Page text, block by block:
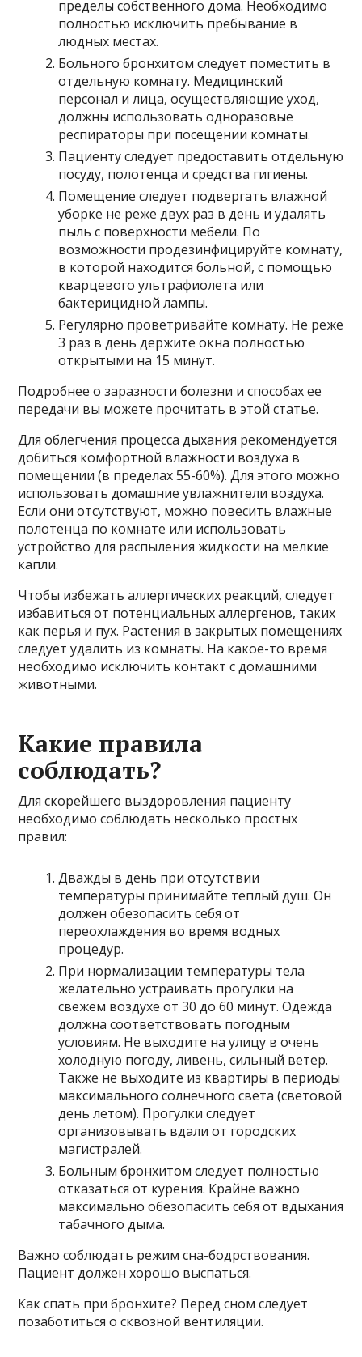
пределы собственного дома. Необходимо
полностью исключить пребывание в
людных местах.
Больного бронхитом следует поместить в
отдельную комнату. Медицинский
персонал и лица, осуществляющие уход,
должны использовать одноразовые
респираторы при посещении комнаты.
Пациенту следует предоставить отдельную
посуду, полотенца и средства гигиены.
Помещение следует подвергать влажной
уборке не реже двух раз в день и удалять
пыль с поверхности мебели. По
возможности продезинфицируйте комнату,
в которой находится больной, с помощью
кварцевого ультрафиолета или
бактерицидной лампы.
Регулярно проветривайте комнату. Не реже
3 раз в день держите окна полностью
открытыми на 15 минут.
Подробнее о заразности болезни и способах ее
передачи вы можете прочитать в этой статье.
Для облегчения процесса дыхания рекомендуется
добиться комфортной влажности воздуха в
помещении (в пределах 55-60%). Для этого можно
использовать домашние увлажнители воздуха.
Если они отсутствуют, можно повесить влажные
полотенца по комнате или использовать
устройство для распыления жидкости на мелкие
капли.
Чтобы избежать аллергических реакций, следует
избавиться от потенциальных аллергенов, таких
как перья и пух. Растения в закрытых помещениях
следует удалить из комнаты. На какое-то время
необходимо исключить контакт с домашними
животными.
Какие правила
соблюдать?
Для скорейшего выздоровления пациенту
необходимо соблюдать несколько простых
правил:
Дважды в день при отсутствии
температуры принимайте теплый душ. Он
должен обезопасить себя от
переохлаждения во время водных
процедур.
При нормализации температуры тела
желательно устраивать прогулки на
свежем воздухе от 30 до 60 минут. Одежда
должна соответствовать погодным
условиям. Не выходите на улицу в очень
холодную погоду, ливень, сильный ветер.
Также не выходите из квартиры в периоды
максимального солнечного света (световой
день летом). Прогулки следует
организовывать вдали от городских
магистралей.
Больным бронхитом следует полностью
отказаться от курения. Крайне важно
максимально обезопасить себя от вдыхания
табачного дыма.
Важно соблюдать режим сна-бодрствования.
Пациент должен хорошо выспаться.
Как спать при бронхите? Перед сном следует
позаботиться о сквозной вентиляции.